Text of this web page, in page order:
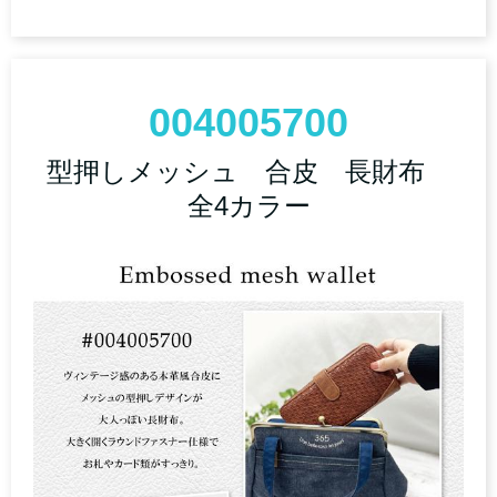
004005700
型押しメッシュ 合皮 長財布
全4カラー